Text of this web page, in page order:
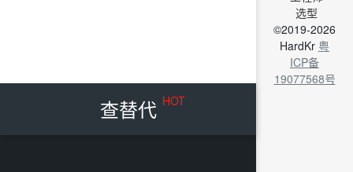
查替代 HOT
选型
©2019-2026
HardKr 粤
ICP备
19077568号